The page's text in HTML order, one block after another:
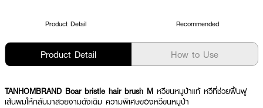
Product Detail Recommended
Product Detail How to Use
TANHOMBRAND Boar bristle hair brush M หวีขนหมูป่าแท้ หวีที่ช่วยฟื้นฟู
เส้นผมให้กลับมาสวยงามดังเดิม ความพิเศษของหวีขนหมูป่า